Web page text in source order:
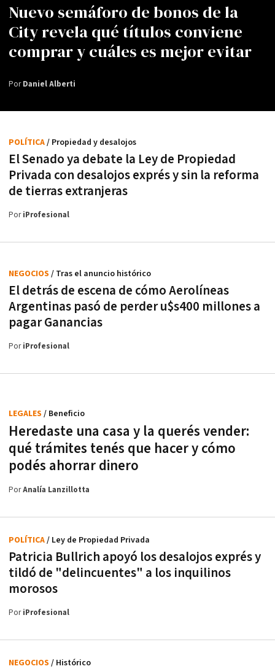
Nuevo semáforo de bonos de la
City revela qué títulos conviene
comprar y cuáles es mejor evitar
PorDaniel Alberti
El Senado ya debate la Ley de Propiedad
Privada con desalojos exprés y sin la reforma
de tierras extranjeras
POLÍTICA/ Propiedad y desalojos
PoriProfesional
El detrás de escena de cómo Aerolíneas
Argentinas pasó de perder u$s400 millones a
pagar Ganancias
NEGOCIOS / Tras el anuncio histórico
PoriProfesional
Heredaste una casa y la querés vender:
qué trámites tenés que hacer y cómo
podés ahorrar dinero
LEGALES / Beneficio
PorAnalía Lanzillotta
Patricia Bullrich apoyó los desalojos exprés y
tildó de "delincuentes" a los inquilinos
morosos
POLÍTICA/ Ley de Propiedad Privada
PoriProfesional
NEGOCIOS / Histórico